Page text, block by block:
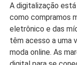
A digitalização
como compramos
eletrônico e das
têm acesso a uma
moda online. As